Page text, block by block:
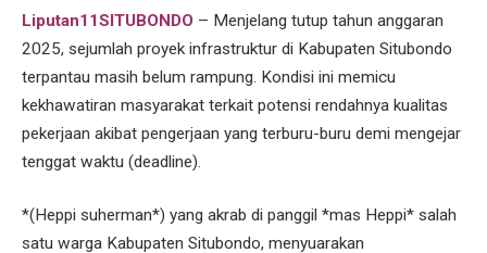
Liputan11SITUBONDO – Menjelang tutup tahun anggaran
2025, sejumlah proyek infrastruktur di Kabupaten Situbondo
terpantau masih belum rampung. Kondisi ini memicu
kekhawatiran masyarakat terkait potensi rendahnya kualitas
pekerjaan akibat pengerjaan yang terburu-buru demi mengejar
tenggat waktu (deadline).
*(Heppi suherman*) yang akrab di panggil *mas Heppi* salah
satu warga Kabupaten Situbondo, menyuarakan